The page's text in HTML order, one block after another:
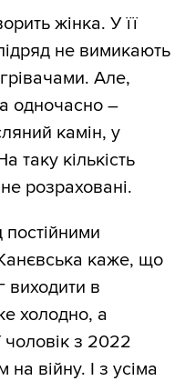
жінка. У її
не вимикають
Але,
одночасно –
камін, у
таку кількість
розраховані.
постійними
каже, що
виходити в
холодно, а
чоловік з 2022
війну. І з усіма